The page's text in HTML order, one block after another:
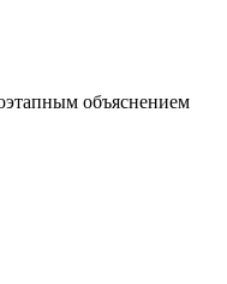
объяснением